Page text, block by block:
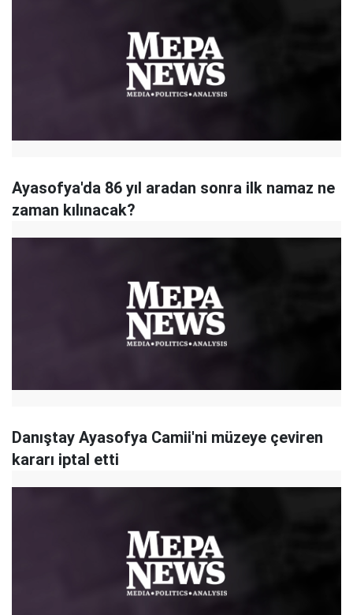
Ayasofya'da 86 yıl aradan sonra ilk namaz ne
zaman kılınacak?
Danıştay Ayasofya Camii'ni müzeye çeviren
kararı iptal etti